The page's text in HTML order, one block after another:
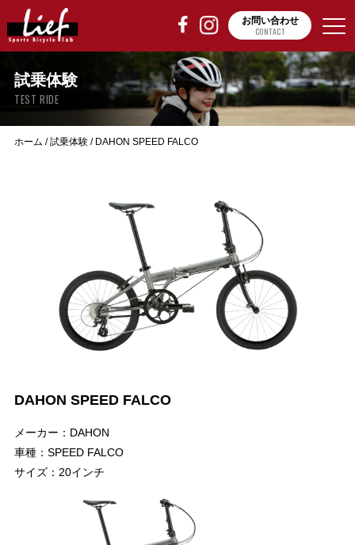
お問い合わせ
CONTACT
試乗体験
TEST RIDE
ホーム /試乗体験/ DAHON SPEED FALCO
DAHON SPEED FALCO
メーカー：DAHON
車種：SPEED FALCO
サイズ：20インチ